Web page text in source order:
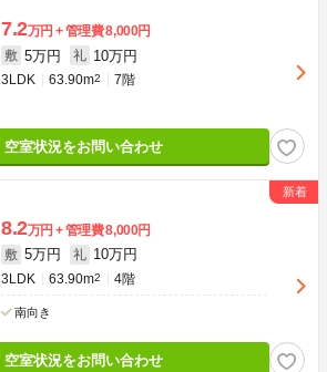
7.2万円 管理費8,000円
敷 5万円 礼 10万円
3LDK 63.90m2 7階
空室状況をお問い合わせ
8.2万円 管理費8,000円
敷 5万円 礼 10万円
3LDK 63.90m2 4階
南向き
空室状況をお問い合わせ